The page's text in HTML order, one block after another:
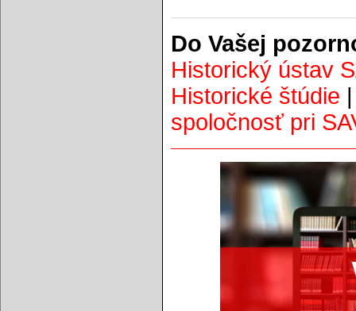
Do Vašej
Historický ústav
Historické štúdie
spoločnosť pri